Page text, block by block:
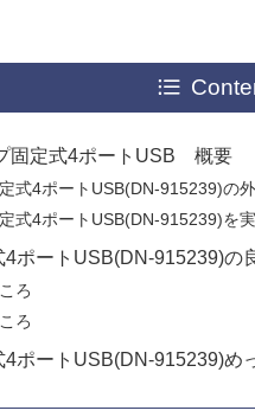
固定式4ポートUSB 概要
式4ポートUSB(DN-915239)の
式4ポートUSB(DN-915239)を
4ポートUSB(DN-915239)の
ろ
ろ
4ポートUSB(DN-915239)め